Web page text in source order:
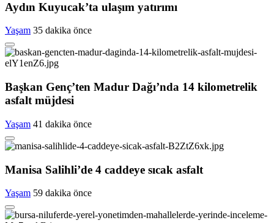
Aydın Kuyucak’ta ulaşım yatırımı
Yaşam 35 dakika önce
Başkan Genç’ten Madur Dağı’nda 14 kilometrelik
asfalt müjdesi
Yaşam 41 dakika önce
Manisa Salihli’de 4 caddeye sıcak asfalt
Yaşam 59 dakika önce